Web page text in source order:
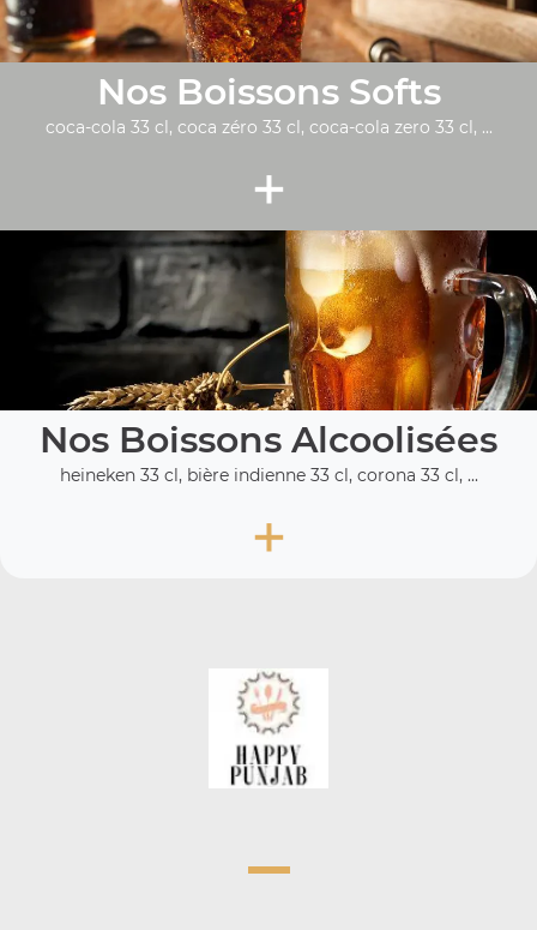
Nos Boissons Softs
coca-cola 33 cl, coca zéro 33 cl, coca-cola zero 33 cl, ...
+
Nos Boissons Alcoolisées
heineken 33 cl, bière indienne 33 cl, corona 33 cl, ...
+